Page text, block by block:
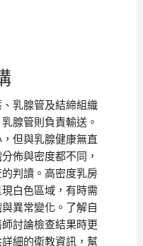
乳腺管及結締組織
腺管則負責輸送。
但與乳腺健康無直
佈與密度都不同，
判讀。高密度乳房
白色區域，有時需
異常變化。了解自
討論檢查結果時更
細的衛教資訊，幫